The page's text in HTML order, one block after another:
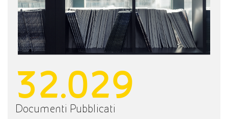
32.029
Documenti Pubblicati